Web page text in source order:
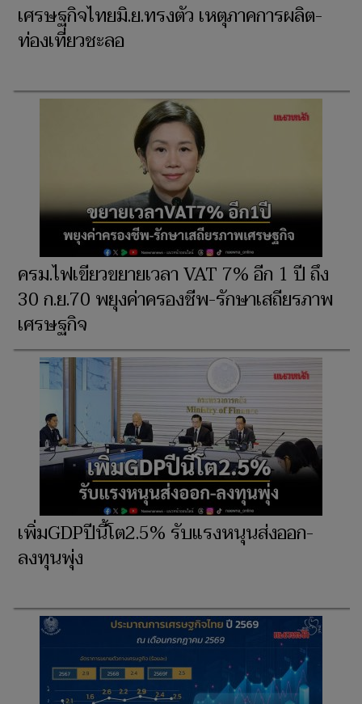
เศรษฐกิจไทยมิ.ย.ทรงตัว เหตุภาคการผลิต-
ท่องเที่ยวชะลอ
ครม.ไฟเขียวขยายเวลา VAT 7% อีก 1 ปี ถึง
30 ก.ย.70 พยุงค่าครองชีพ-รักษาเสถียรภาพ
เศรษฐกิจ
เพิ่มGDPปีนี้โต2.5% รับแรงหนุนส่งออก-
ลงทุนพุ่ง